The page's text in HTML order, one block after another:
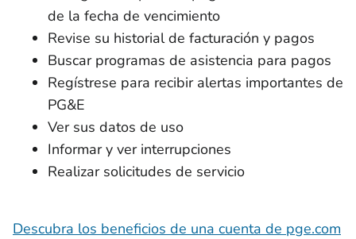
de la fecha de vencimiento
Revise su historial de facturación y pagos
Buscar programas de asistencia para pagos
Regístrese para recibir alertas importantes de
PG&E
Ver sus datos de uso
Informar y ver interrupciones
Realizar solicitudes de servicio
Descubra los beneficios de una cuenta de pge.com